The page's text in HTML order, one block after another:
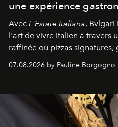
une expérience
Avec L'Estate Italiana, Bvlgari
l'art de vivre italien à travers
raffinée où pizzas
d'exception composent un
07.08.2026 by Pauline Borgogno